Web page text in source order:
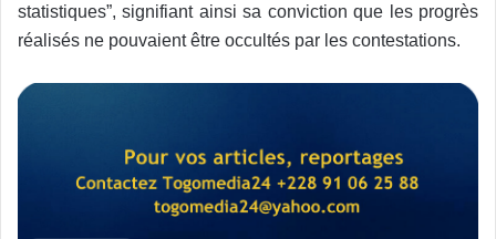
statistiques”, signifiant ainsi sa conviction que les progrès
réalisés ne pouvaient être occultés par les contestations.